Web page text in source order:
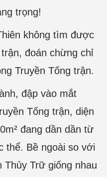
trọng!
không tìm được
đoán chừng chỉ
Truyền Tống trận.
đập vào mắt
Tống trận, diện
đang dần dần từ
thể. Bề ngoài so với
Thủy Trữ giống nhau